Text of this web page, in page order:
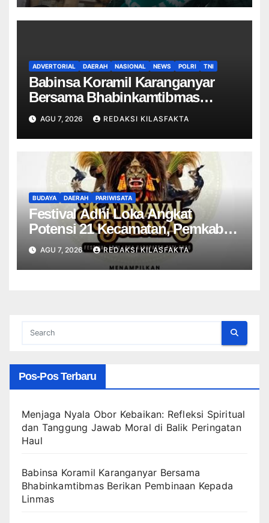
ADVERTORIAL DAERAH NASIONAL NEWS POLRI TNI
Babinsa Koramil Karanganyar
Bersama Bhabinkamtibmas
Berikan Pembinaan Kepada
Linmas
AGU 7, 2026 REDAKSI KILASFAKTA
BUDAYA DAERAH PARIWISATA
Festival Adhi Loka Angkat
Potensi 21 Kecamatan, Pemkab
Pati Promosikan Budaya dan
Produk Lokal
AGU 7, 2026 REDAKSI KILASFAKTA
Pos-Pos Terbaru
Menjaga Nyala Obor Kebaikan: Refleksi Spiritual
dan Tanggung Jawab Moral di Balik Peringatan
Haul
Babinsa Koramil Karanganyar Bersama
Bhabinkamtibmas Berikan Pembinaan Kepada
Linmas